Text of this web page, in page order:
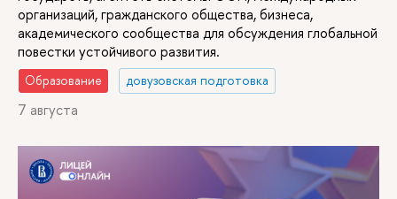
организаций, гражданского общества, бизнеса,
академического сообщества для обсуждения глобальной
повестки устойчивого развития.
Образование довузовская подготовка
7 августа